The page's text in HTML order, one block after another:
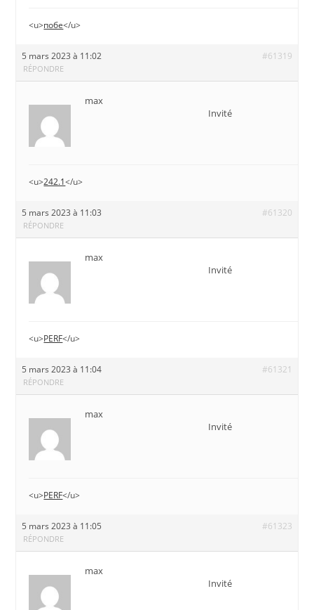
<u>побе</u>
5 mars 2023 à 11:02 #61319
RÉPONDRE
max
Invité
<u>242.1</u>
5 mars 2023 à 11:03 #61320
RÉPONDRE
max
Invité
<u>PERF</u>
5 mars 2023 à 11:04 #61321
RÉPONDRE
max
Invité
<u>PERF</u>
5 mars 2023 à 11:05 #61323
RÉPONDRE
max
Invité